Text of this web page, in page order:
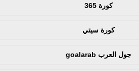
كورة 365
كورة سيتي
جول العرب goalarab